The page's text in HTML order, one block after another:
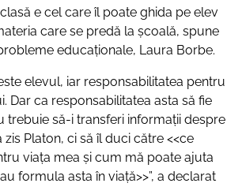
e cel care îl poate ghida pe elev
care se predă la școală, spune
educaționale, Laura Borbe.
elevul, iar responsabilitatea pentru
Dar ca responsabilitatea asta să fie
trebuie să-i transferi informații despre
Platon, ci să îl duci către <<ce
viața mea și cum mă poate ajuta
formula asta în viață>>”, a declarat